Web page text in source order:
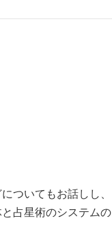
ついてもお話しし、
占星術のシステムの